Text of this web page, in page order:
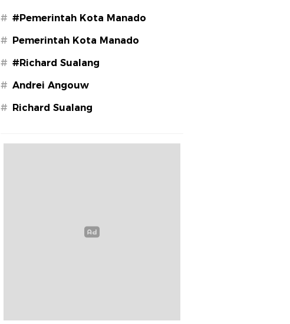
# #Pemerintah Kota Manado
# Pemerintah Kota Manado
# #Richard Sualang
# Andrei Angouw
# Richard Sualang